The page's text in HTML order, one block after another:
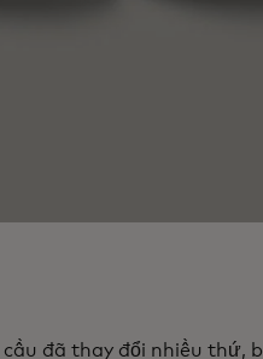
đã thay đổi nhiều thứ,